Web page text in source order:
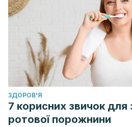
ЗДОРОВ'Я
7 корисних звичок для
ротової порожнини